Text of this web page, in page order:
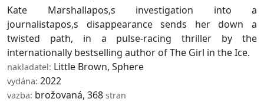
Kate Marshallapos,s investigation into a
journalistapos,s disappearance sends her down a
twisted path, in a pulse-racing thriller by the
internationally bestselling author of The Girl in the Ice.
nakladatel: Little Brown, Sphere
vydána: 2022
vazba: brožovaná, 368 stran